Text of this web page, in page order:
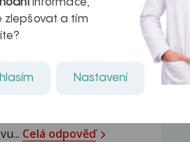
specialistovi-
vyšetří
Celá odpověď
informace,
zlepšovat a tím
Nastavení